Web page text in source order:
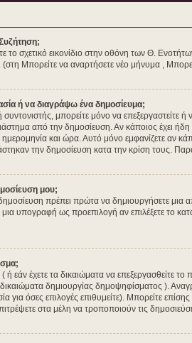
το σχετικό εικονίδιο στην οθόνη των Θ.
Μπορείτε να αναρτήσετε νέο μήνυμα ,
ή να διαγράψω ένα δημοσίευμα;
ή συντονιστής, μπορείτε μόνο να
από την δημοσίευση. Αν κάποιος έχει
ημερομηνία και ώρα. Αυτό μόνο εμφανίζετε αν
την δημοσίευση κατα την κρίση τους.
μου;
πρέπει πρώτα να δημιουργήσετε μια
μια υπογραφή ως προεπιλογή αν επιλέξετε το
εάν έχετε τα δικαιώματα να επεξεργασθείτε
δημιουργίας δημοψηφίσματος ).
για όσες επιλογές επιθυμείτε). Μπορείτε
στα μέλη να τροποποιούν τις